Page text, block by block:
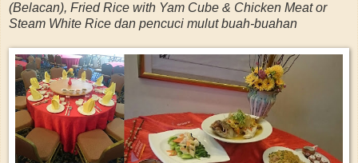
(Belacan), Fried Rice with Yam Cube & Chicken Meat or
Steam White Rice dan pencuci mulut buah-buahan